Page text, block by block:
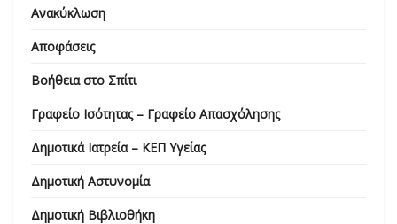
Ανακύκλωση
Αποφάσεις
Βοήθεια στο Σπίτι
Γραφείο Ισότητας – Γραφείο Απασχόλησης
Δημοτικά Ιατρεία – ΚΕΠ Υγείας
Δημοτική Αστυνομία
Δημοτική Βιβλιοθήκη